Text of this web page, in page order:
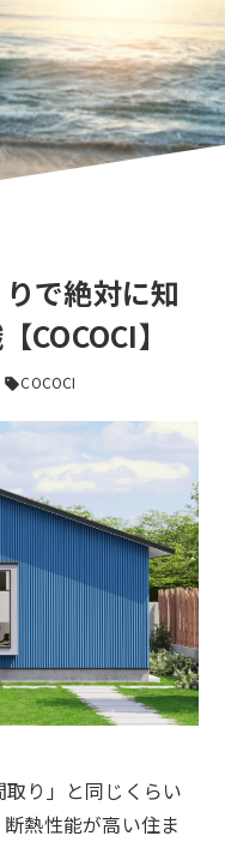
で絶対に知
COCOCI】
sellCOCOCI
り」と同じくらい
断熱性能が高い住ま